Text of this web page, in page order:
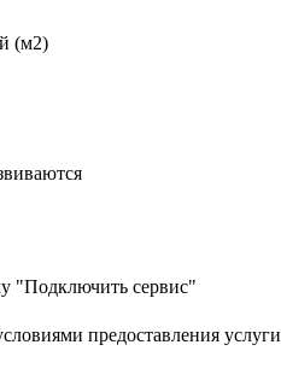
(м2)
"Подключить сервис"
предоставления услуги